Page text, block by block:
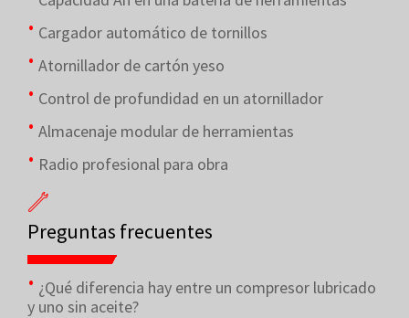
Cargador automático de tornillos
Atornillador de cartón yeso
Control de profundidad en un atornillador
Almacenaje modular de herramientas
Radio profesional para obra
Preguntas frecuentes
¿Qué diferencia hay entre un compresor lubricado
y uno sin aceite?